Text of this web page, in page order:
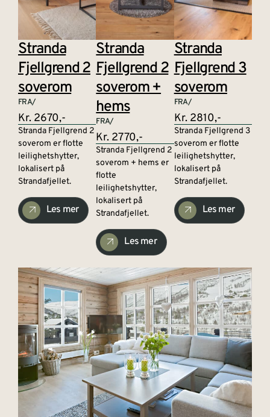
Stranda
Fjellgrend 2
soverom
FRA/
Kr. 2670,-
Stranda Fjellgrend 2
soverom er flotte
leilighetshytter,
lokalisert på
Strandafjellet.
Les mer
Stranda
Fjellgrend 2
soverom +
hems
FRA/
Kr. 2770,-
Stranda Fjellgrend 2
soverom + hems er
flotte
leilighetshytter,
lokalisert på
Strandafjellet.
Les mer
Stranda
Fjellgrend 3
soverom
FRA/
Kr. 2810,-
Stranda Fjellgrend 3
soverom er flotte
leilighetshytter,
lokalisert på
Strandafjellet.
Les mer